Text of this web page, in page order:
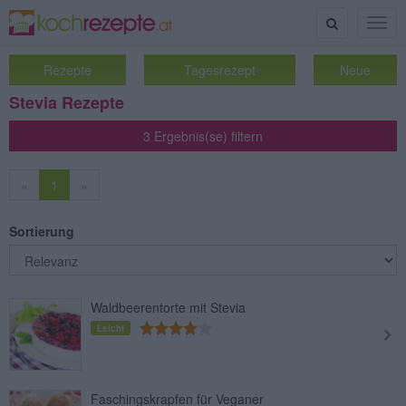
Suche
Rezepte Tagesrezept Neue
Stevia Rezepte
3 Ergebnis(se) filtern
1
Sortierung
Waldbeerentorte mit Stevia
Leicht
Faschingskrapfen für Veganer